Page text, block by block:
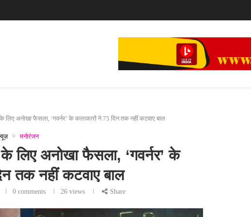
अनोखा फैसला, ‘गवर्नर’ के कलाकारों ने 75 दिन तक नहीं कटवाए बाल
मनोरंजन
अनोखा फैसला, ‘गवर्नर’ के
तक नहीं कटवाए बाल
0 comments 26views Share